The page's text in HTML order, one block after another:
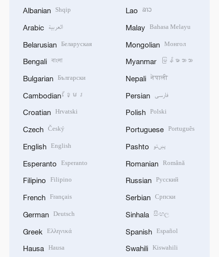
Albanian Shqip
Arabic العربية
Belarusian Беларуская
Bengali বাংলা
Bulgarian Български
Cambodian ខ្មែរ
Croatian Hrvatski
Czech Český
English English
Esperanto Esperanto
Filipino Filipino
French Français
German Deutsch
Greek Ελληνικά
Hausa Hausa
Lao ລາວ
Malay Bahasa Melayu
Mongolian Монгол
Myanmar မြန်မာဘာသာ
Nepali नेपाली
Persian فارسی
Polish Polski
Portuguese Português
Pashto پښتو
Romanian Română
Russian Русский
Serbian Српски
Sinhala සිංහල
Spanish Español
Swahili Kiswahili